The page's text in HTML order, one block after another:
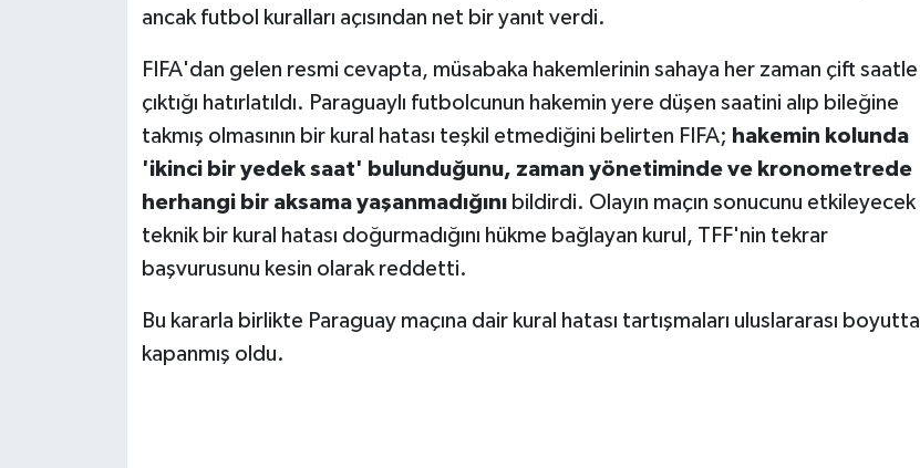
ancak futbol kuralları açısından net bir yanıt verdi.
FIFA'dan gelen resmi cevapta, müsabaka hakemlerinin sahaya her zaman çift saatle
çıktığı hatırlatıldı. Paraguaylı futbolcunun hakemin yere düşen saatini alıp bileğine
takmış olmasının bir kural hatası teşkil etmediğini belirten FIFA; hakemin kolunda
'ikinci bir yedek saat' bulunduğunu, zaman yönetiminde ve kronometrede
herhangi bir aksama yaşanmadığınıbildirdi. Olayın maçın sonucunu etkileyecek
teknik bir kural hatası doğurmadığını hükme bağlayan kurul, TFF'nin tekrar
başvurusunu kesin olarak reddetti.
Bu kararla birlikte Paraguay maçına dair kural hatası tartışmaları uluslararası boyutta
kapanmış oldu.